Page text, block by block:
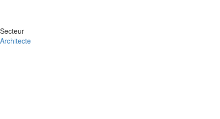
Secteur
Architecte